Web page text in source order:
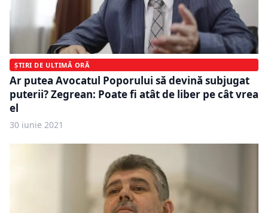
ȘTIRI DE ULTIMĂ ORĂ
Ar putea Avocatul Poporului să devină subjugat
puterii? Zegrean: Poate fi atât de liber pe cât vrea
el
30 iunie 2021